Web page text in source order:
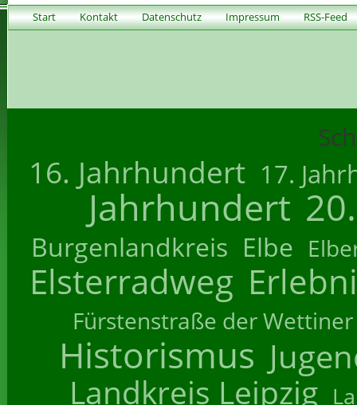
Start Kontakt Datenschutz Impressum RSS-Feed
16. Jahrhundert 17.
Jahrhundert
Burgenlandkreis Elbe
Elsterradweg
Fürstenstraße der Wettiner
Historismus
Landkreis Leipzig